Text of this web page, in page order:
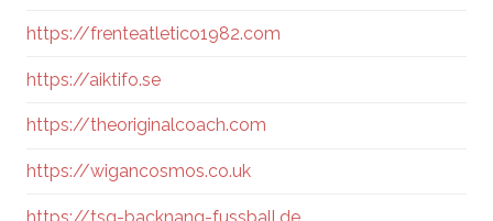
https://frenteatletico1982.com
https://aiktifo.se
https://theoriginalcoach.com
https://wigancosmos.co.uk